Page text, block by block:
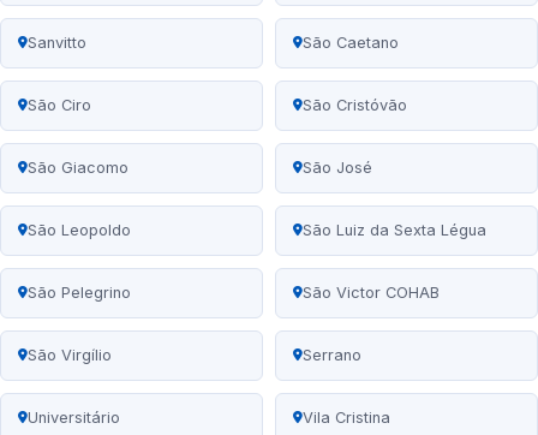
Sanvitto São Caetano
São Ciro São Cristóvão
São Giacomo São José
São Leopoldo São Luiz da Sexta Légua
São Pelegrino São Victor COHAB
São Virgílio Serrano
Universitário Vila Cristina